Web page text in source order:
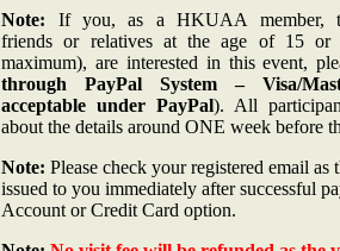
Note: If you, as a HKUAA member,
friends or relatives at the age of 15 or
maximum), are interested in this event,
through PayPal System – Visa/
acceptable under PayPal). All
about the details around ONE week before
Note:Please check your registered email as
issued to you immediately after successful
Account or Credit Card option.